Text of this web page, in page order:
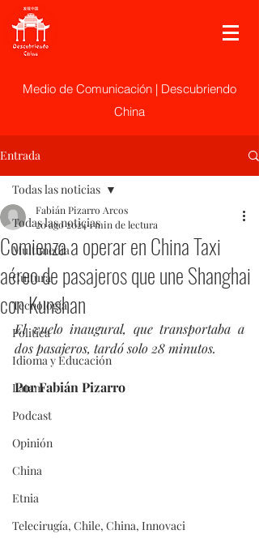
Medio de Comunicación | Descubriendo
China
Entrada
Todas las noticias
Multimedia
Cultura
Tecnología
Politica
Idioma y Educación
Latam
Podcast
Opinión
China
Etnia
Telecirugía, Chile, China, Innovaci
Todas las noticias
Comienza a operar en China Taxi
aéreo de pasajeros que une Shanghai
con Kunshan
Fabián Pizarro Arcos
20 ago 20241 min de lectura
El vuelo inaugural, que transportaba a
dos pasajeros, tardó solo 28 minutos.
Por Fabián Pizarro